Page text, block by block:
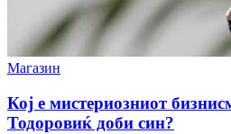
Магазин
Кој е мистериозниот
Тодоровиќ доби син?